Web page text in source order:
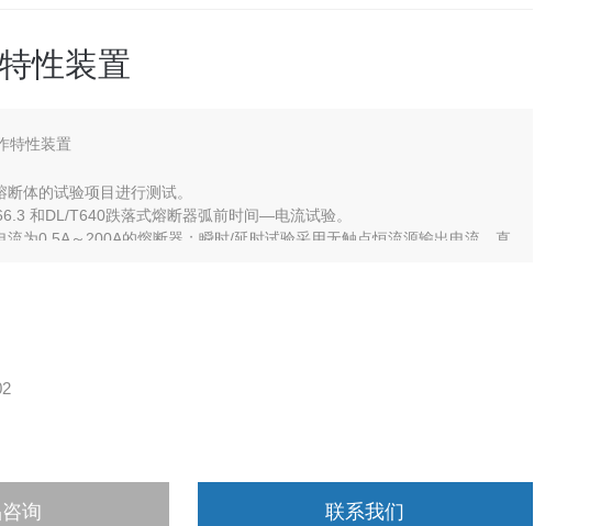
性装置
特性装置
体的试验项目进行测试。
和DL/T640跌落式熔断器弧前时间—电流试验。
流为0.5A～200A的熔断器；瞬时/延时试验采用无触点恒流源输出电流，直
询 联系我们